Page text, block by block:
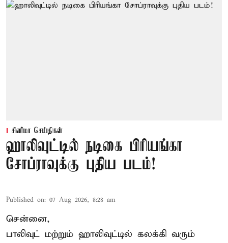
சினிமா செய்திகள்
ஹாலிவுட்டில் நடிகை பிரியங்கா
சோப்ராவுக்கு புதிய படம்!
Published on: 07 Aug 2026, 8:28 am
சென்னை,
பாலிவுட் மற்றும் ஹாலிவுட்டில் கலக்கி வரும்